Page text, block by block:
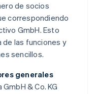
de socios
correspondiendo
GmbH. Esto
de las funciones y
sencillos.
generales
& Co. KG